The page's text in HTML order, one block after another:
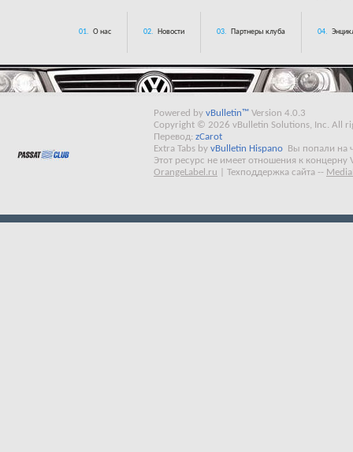
01. О нас 02. Новости 03. Партнеры клуба 04.
Powered by vBulletin™ Version 4.0.3
Copyright © 2026 vBulletin Solutions, Inc. All
Перевод: zCarot
Extra Tabs by vBulletin Hispano
Вы попали на
Этот ресурс не имеет отношения к концерну
OrangeLabel.ru
Техподдержка сайта --